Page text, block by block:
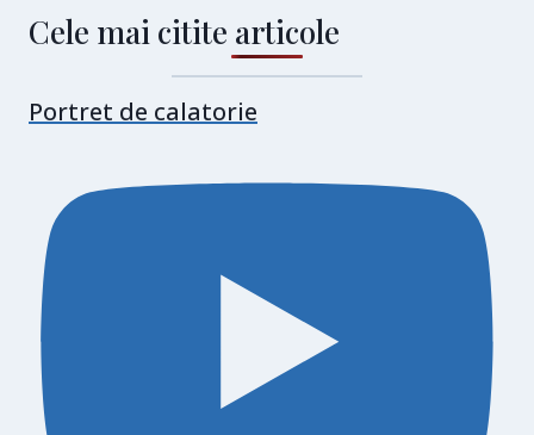
Cele mai citite articole
Portret de calatorie